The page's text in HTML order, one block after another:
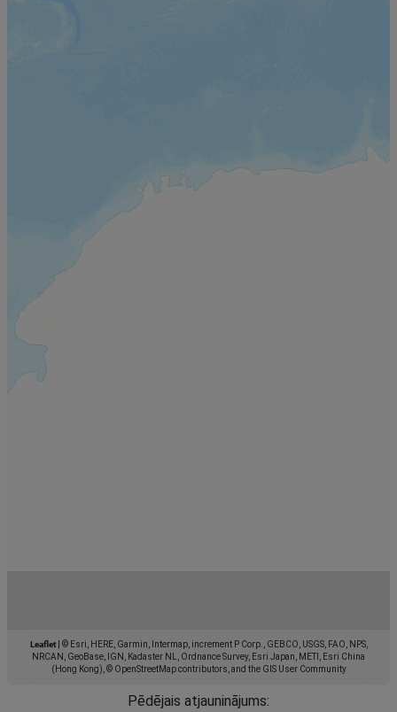
Leaflet
© Esri, HERE, Garmin, Intermap, increment P Corp., GEBCO, USGS, FAO, NPS,
NRCAN, GeoBase, IGN, Kadaster NL, Ordnance Survey, Esri Japan, METI, Esri China
(Hong Kong), © OpenStreetMap contributors, and the GIS User Community
Pēdējais atjauninājums: